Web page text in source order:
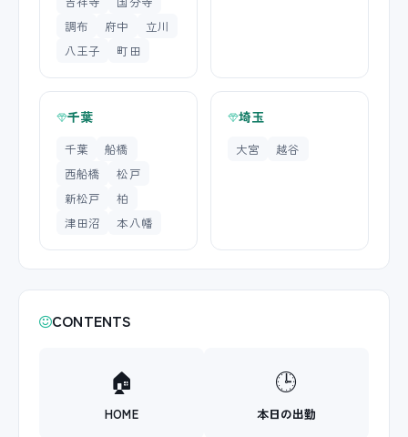
調布
府中
立川
八王子
町田
千葉
千葉
船橋
西船橋
松戸
新松戸
柏
津田沼
本八幡
埼玉
大宮 越谷
CONTENTS
🏠
HOME
🕒
本日の出勤